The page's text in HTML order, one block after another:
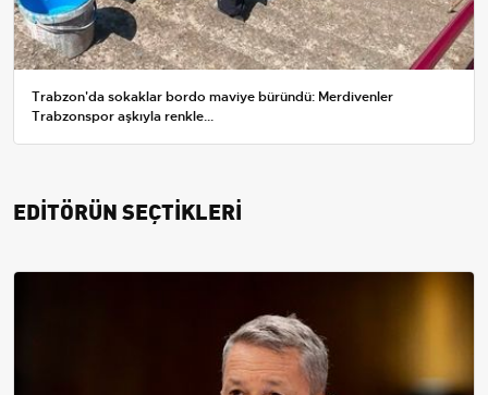
Trabzon'da sokaklar bordo maviye büründü: Merdivenler
Trabzonspor aşkıyla renkle...
EDİTÖRÜN SEÇTİKLERİ